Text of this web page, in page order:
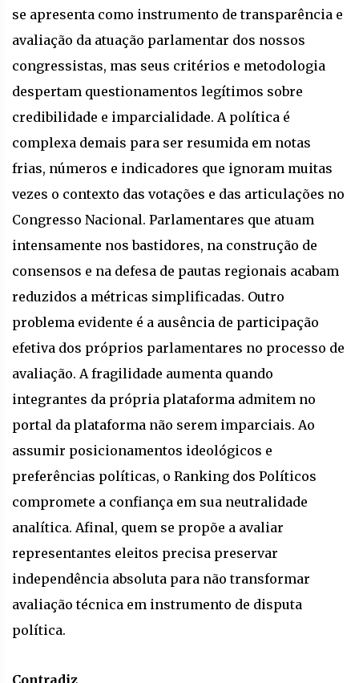
se apresenta como instrumento de transparência e
avaliação da atuação parlamentar dos nossos
congressistas, mas seus critérios e metodologia
despertam questionamentos legítimos sobre
credibilidade e imparcialidade. A política é
complexa demais para ser resumida em notas
frias, números e indicadores que ignoram muitas
vezes o contexto das votações e das articulações no
Congresso Nacional. Parlamentares que atuam
intensamente nos bastidores, na construção de
consensos e na defesa de pautas regionais acabam
reduzidos a métricas simplificadas. Outro
problema evidente é a ausência de participação
efetiva dos próprios parlamentares no processo de
avaliação. A fragilidade aumenta quando
integrantes da própria plataforma admitem no
portal da plataforma não serem imparciais. Ao
assumir posicionamentos ideológicos e
preferências políticas, o Ranking dos Políticos
compromete a confiança em sua neutralidade
analítica. Afinal, quem se propõe a avaliar
representantes eleitos precisa preservar
independência absoluta para não transformar
avaliação técnica em instrumento de disputa
política.